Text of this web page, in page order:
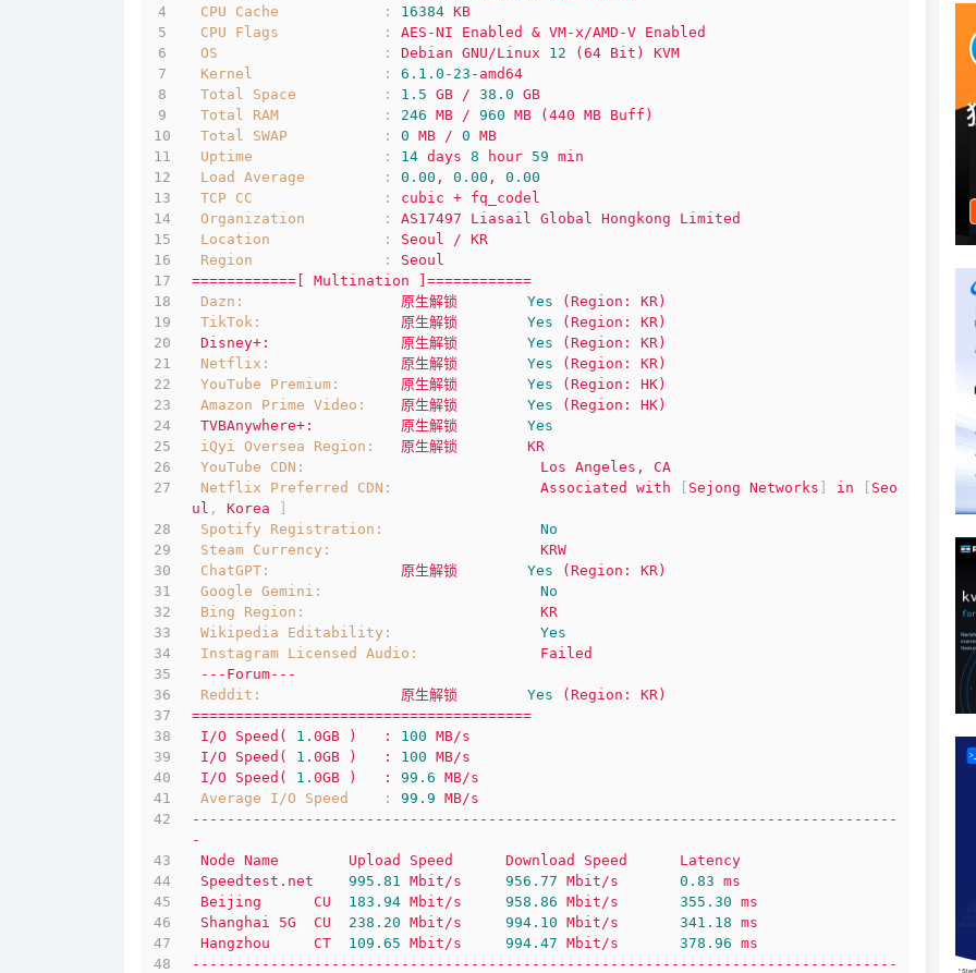
CPU Cache            :
16384 KB
CPU Flags            :
AES-NI Enabled & VM-x/AMD-V Enabled
OS                   :
Debian GNU/Linux 12 (64 Bit)
KVM
Kernel               :
6.1 .0 -23 -amd64
Total Space          :
1.5 GB / 38.0 GB
Total RAM            :
246 MB / 960 MB (440 MB Buff)
Total SWAP           :
0 MB / 0 MB
Uptime               :
14 days 8 hour 59 min
Load Average         :
0.00 , 0.00 ,
0.00
TCP CC               :
cubic + fq_codel
Organization         :
AS17497 Liasail Global Hongkong
Limited
Location             :
Seoul / KR
Region               :
Seoul
============[
Multination
]============
Dazn:
原生解锁 Yes (Region:
KR)
TikTok:
原生解锁 Yes (Region:
KR)
Disney+:
原生解锁 Yes (Region:
KR)
Netflix:
原生解锁 Yes (Region:
KR)
YouTube Premium:
原生解锁 Yes (Region:
HK)
Amazon Prime Video:
原生解锁 Yes (Region:
HK)
TVBAnywhere+:
原生解锁
Yes
iQyi Oversea Region:
原生解锁
KR
YouTube CDN:
Los Angeles,
CA
Netflix Preferred CDN:
Associated with Sejong Networks in
Seo
ul , Korea
Spotify Registration:
No
Steam Currency:
KRW
ChatGPT:
原生解锁 Yes (Region:
KR)
Google Gemini:
No
Bing Region:
KR
Wikipedia Editability:
Yes
Instagram Licensed Audio:
Failed
---Forum---
Reddit:
原生解锁 Yes (Region:
KR)
=======================================
I/O
Speed( 1. 0GB ) : 100 MB/s
I/O
Speed( 1. 0GB ) : 100 MB/s
I/O
Speed( 1. 0GB ) : 99.6 MB/s
Average I/O Speed    :
99.9 MB/s
---------------------------------------------------------------------------------
-
Node Name Upload Speed Download Speed
Latency
Speedtest.net
995.81 Mbit/s 956.77 Mbit/s 0.83 ms
Beijing
CU 183.94 Mbit/s 958.86 Mbit/s 355.30 ms
Shanghai
5G CU 238.20 Mbit/s 994.10 Mbit/s 341.18 ms
Hangzhou
CT 109.65 Mbit/s 994.47 Mbit/s 378.96 ms
---------------------------------------------------------------------------------